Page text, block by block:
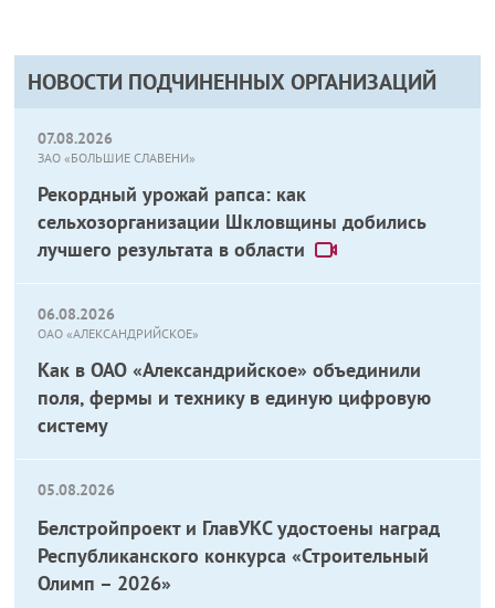
НОВОСТИ ПОДЧИНЕННЫХ ОРГАНИЗАЦИЙ
07.08.2026
ЗАО «БОЛЬШИЕ СЛАВЕНИ»
Рекордный урожай рапса: как
сельхозорганизации Шкловщины добились
лучшего результата в области
06.08.2026
ОАО «АЛЕКСАНДРИЙСКОЕ»
Как в ОАО «Александрийское» объединили
поля, фермы и технику в единую цифровую
систему
05.08.2026
Белстройпроект и ГлавУКС удостоены наград
Республиканского конкурса «Строительный
Олимп – 2026»